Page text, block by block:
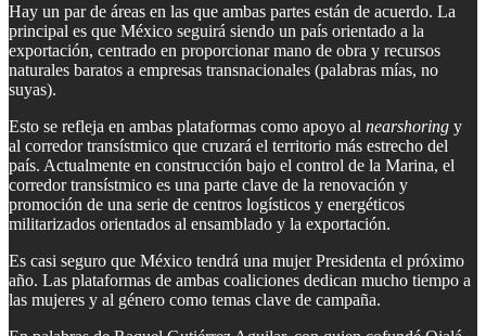
Hay un par de áreas en las que ambas partes están de acuerdo. La
principal es que México seguirá siendo un país orientado a la
exportación, centrado en proporcionar mano de obra y recursos
naturales baratos a empresas transnacionales (palabras mías, no
suyas).
Esto se refleja en ambas plataformas como apoyo al nearshoring y
al corredor transístmico que cruzará el territorio más estrecho del
país. Actualmente en construcción bajo el control de la Marina, el
corredor transístmico es una parte clave de la renovación y
promoción de una serie de centros logísticos y energéticos
militarizados orientados al ensamblado y la exportación.
Es casi seguro que México tendrá una mujer Presidenta el próximo
año. Las plataformas de ambas coaliciones dedican mucho tiempo a
las mujeres y al género como temas clave de campaña.